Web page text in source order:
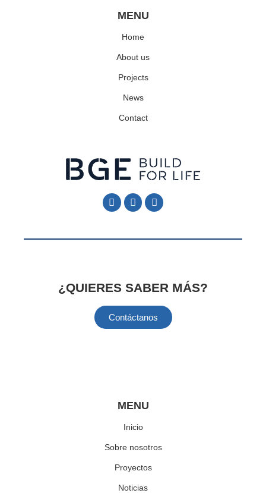
MENU
Home
About us
Projects
News
Contact
¿QUIERES SABER MÁS?
Contáctanos
MENU
Inicio
Sobre nosotros
Proyectos
Noticias